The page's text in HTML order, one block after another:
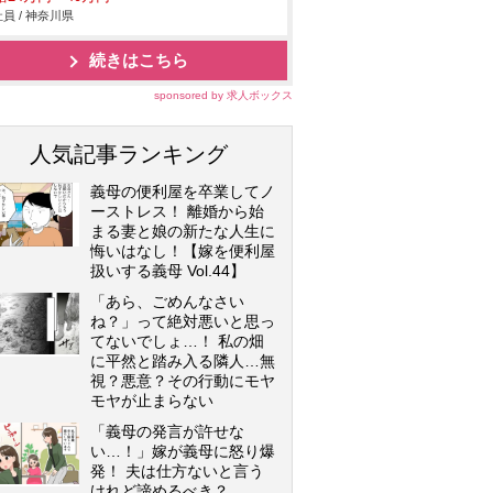
員 / 神奈川県
続きはこちら
sponsored by 求人ボックス
人気記事ランキング
義母の便利屋を卒業してノ
ーストレス！ 離婚から始
まる妻と娘の新たな人生に
悔いはなし！【嫁を便利屋
扱いする義母 Vol.44】
「あら、ごめんなさい
ね？」って絶対悪いと思っ
てないでしょ…！ 私の畑
に平然と踏み入る隣人…無
視？悪意？その行動にモヤ
モヤが止まらない
「義母の発言が許せな
い…！」嫁が義母に怒り爆
発！ 夫は仕方ないと言う